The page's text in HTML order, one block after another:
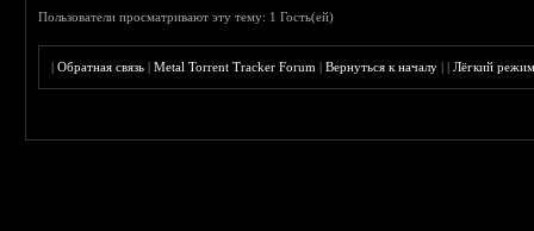
Пользователи просматривают эту тему: 1 Гость(ей)
|Обратная связь |Metal Torrent Tracker Forum |Вернуться к началу ||Лёгкий